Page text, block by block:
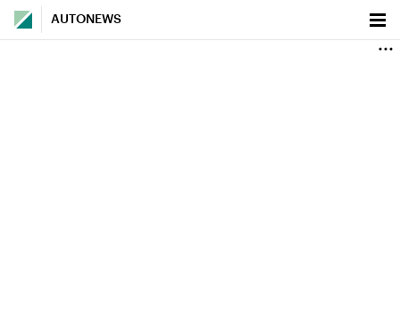
AUTONEWS